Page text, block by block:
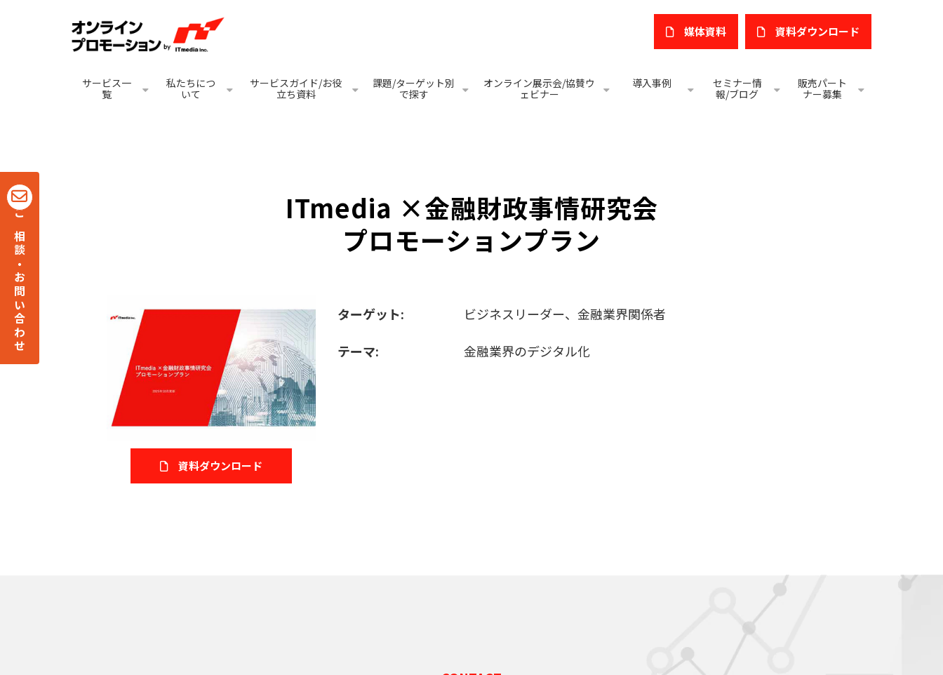
媒体資料 ​資料ダウンロード
サービス一
覧
私たちにつ
いて
サービスガイド/お役
立ち資料
課題/ターゲット別
で探す
オンライン展示会/協賛ウ
ェビナー
導入事例
セミナー情
報/ブログ
販売パート
ナー募集
ご相談・お問い合わせ
ITmedia ×金融財政事情研究会
プロモーションプラン
資料ダウンロード
ターゲット: ビジネスリーダー、金融業界関係者
テーマ: 金融業界のデジタル化